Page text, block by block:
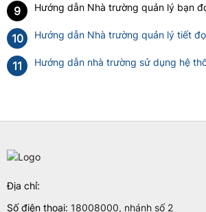
9 Hướng dẫn Nhà trường quản lý bạn
10 Hướng dẫn Nhà trường quản lý tiết
11 Hướng dẫn nhà trường sử dụng hệ
Địa chỉ:
Số điện thoại: 18008000, nhánh số 2